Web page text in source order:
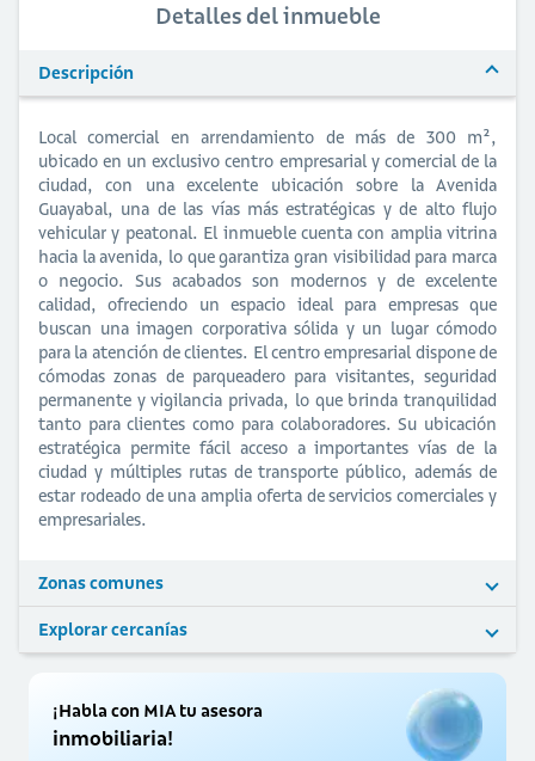
Detalles del inmueble
Descripción
Local comercial en arrendamiento de más de 300 m²,
ubicado en un exclusivo centro empresarial y comercial de la
ciudad, con una excelente ubicación sobre la Avenida
Guayabal, una de las vías más estratégicas y de alto flujo
vehicular y peatonal. El inmueble cuenta con amplia vitrina
hacia la avenida, lo que garantiza gran visibilidad para marca
o negocio. Sus acabados son modernos y de excelente
calidad, ofreciendo un espacio ideal para empresas que
buscan una imagen corporativa sólida y un lugar cómodo
para la atención de clientes. El centro empresarial dispone de
cómodas zonas de parqueadero para visitantes, seguridad
permanente y vigilancia privada, lo que brinda tranquilidad
tanto para clientes como para colaboradores. Su ubicación
estratégica permite fácil acceso a importantes vías de la
ciudad y múltiples rutas de transporte público, además de
estar rodeado de una amplia oferta de servicios comerciales y
empresariales.
Zonas comunes
Explorar cercanías
¡Habla con MIA tu asesora
inmobiliaria!